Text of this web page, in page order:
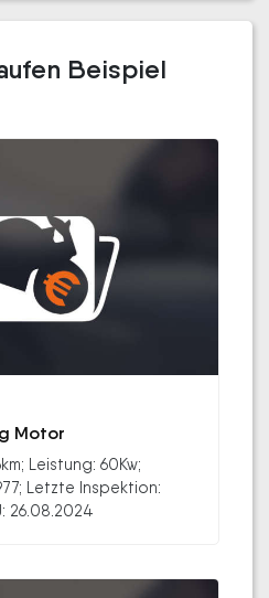
Beispiel
Motor
Leistung: 60Kw;
Letzte Inspektion:
26.08.2024